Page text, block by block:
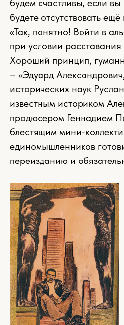
будем счастливы, если
будете отсутствовать
«Так, понятно! Войти в
при условии
Хороший принцип,
– «Эдуард
исторических наук
известным историком
продюсером Геннадием
блестящим мини-
единомышленников
переизданию и